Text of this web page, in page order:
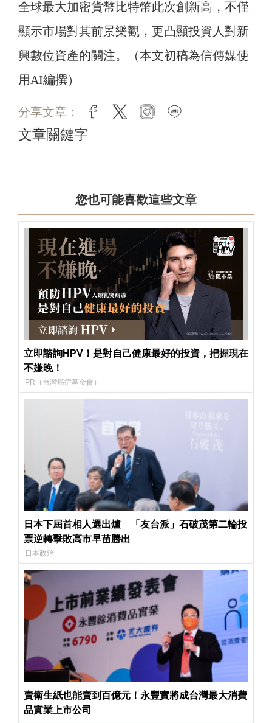
全球最大加密貨幣比特幣此次創新高，不僅
顯示市場對其前景樂觀，更凸顯投資人對新
興數位資產的關注。（本文初稿為信傳媒使
用AI編撰）
分享文章： facebook
twitter instagram
文章關鍵字
您也可能喜歡這些文章
立即諮詢HPV！是對自己健康最好的投資，把握現在
不嫌晚！
PR（台灣癌症基金會）
日本下屆首相人選出爐 「友台派」石破茂第二輪投
票逆轉擊敗高市早苗勝出
日本政治
賣衛生紙也能賣到百億元！永豐實將成台灣最大消費
品實業上市公司